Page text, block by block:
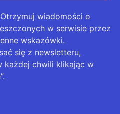
wiadomości o
w serwisie przez
wskazówki.
się z newsletteru,
każdej chwili klikając w